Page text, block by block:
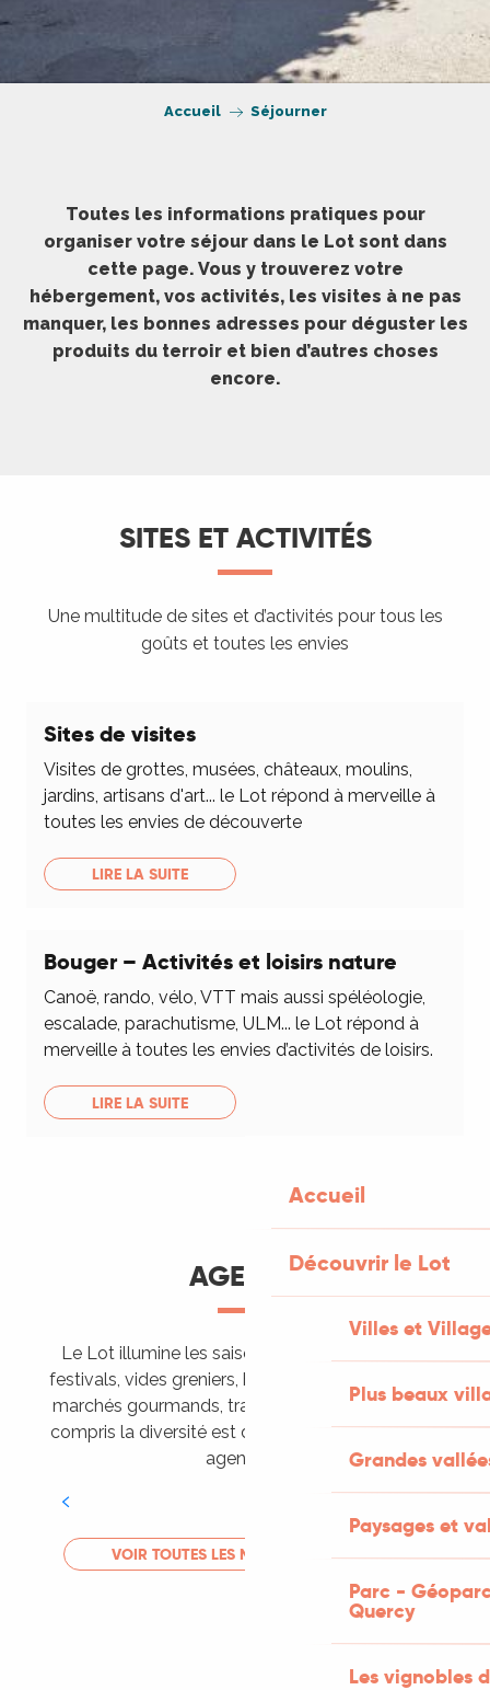
Accueil
Découvrir le Lot
Villes et
Plus beaux
Grandes
Paysages et
Parc -
Quercy
Les vignobles
Accueil Séjourner
Toutes les informations pratiques pour
organiser votre séjour dans le Lot sont dans
cette page. Vous y trouverez votre
hébergement, vos activités, les visites à ne pas
manquer, les bonnes adresses pour déguster les
produits du terroir et bien d’autres choses
encore.
SITES ET ACTIVITÉS
Une multitude de sites et d’activités pour tous les
goûts et toutes les envies
Sites de visites
Visites de grottes, musées, châteaux, moulins,
jardins, artisans d'art... le Lot répond à merveille à
toutes les envies de découverte
LIRE LA SUITE
Bouger – Activités et loisirs nature
Canoë, rando, vélo, VTT mais aussi spéléologie,
escalade, parachutisme, ULM... le Lot répond à
merveille à toutes les envies d’activités de loisirs.
LIRE LA SUITE
AGENDA
Le Lot illumine les saisons de ses animations :
festivals, vides greniers, brocantes, fêtes votives,
marchés gourmands, trails sportifs… Vous l’aurez
compris la diversité est de mise, alors tous à vos
agendas !
LIRE LA SUITE
VOIR TOUTES LES MANIFESTATIONS